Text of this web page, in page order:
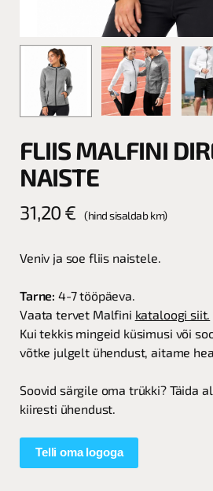
FLIIS MALFINI
NAISTE
31,20 € (hind sisaldab km)
Veniv ja soe fliis naistele.
Tarne: 4-7 tööpäeva.
Vaata tervet Malfini kataloogi siit.
Kui tekkis mingeid küsimusi või
võtke julgelt ühendust, aitame
Soovid särgile oma trükki? Täida
kiiresti ühendust.
Telli oma logoga